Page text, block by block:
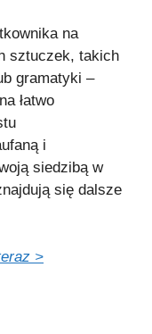
na
sztuczek, takich
gramatyki –
łatwo
i
siedzibą w
się dalsze
>